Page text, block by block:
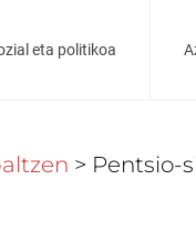
eta politikoa
> Pentsio-